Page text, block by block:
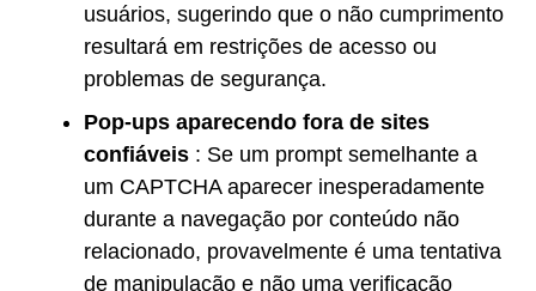
usuários, sugerindo que o não cumprimento
resultará em restrições de acesso ou
problemas de segurança.
Pop-ups aparecendo fora de sites
confiáveis : Se um prompt semelhante a
um CAPTCHA aparecer inesperadamente
durante a navegação por conteúdo não
relacionado, provavelmente é uma tentativa
de manipulação e não uma verificação